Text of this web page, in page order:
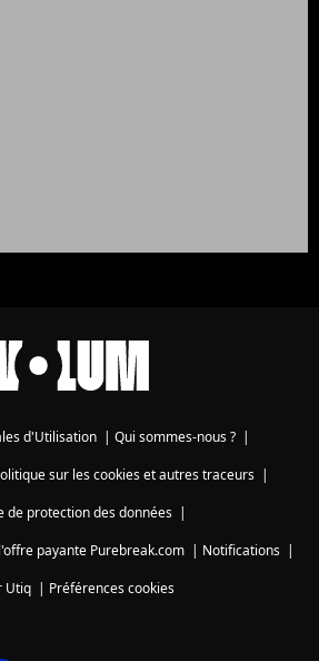
d'Utilisation | Qui sommes-nous ? |
sur les cookies et autres traceurs|
de protection des données|
payante Purebreak.com | Notifications |
Utiq | Préférences cookies